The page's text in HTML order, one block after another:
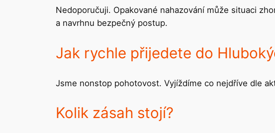
Nedoporučuji. Opakované nahazování může situaci
a navrhnu bezpečný postup.
Jak rychle přijedete do
Jsme nonstop pohotovost. Vyjíždíme co nejdříve dle
Kolik zásah stojí?